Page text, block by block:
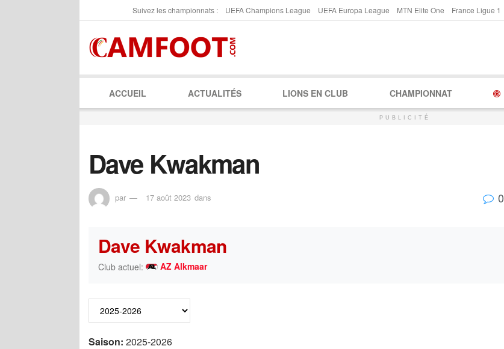
Suivez les championnats : UEFA Champions League UEFA Europa League MTN Elite One France Ligue 1
ACCUEIL ACTUALITÉS LIONS EN CLUB CHAMPIONNAT
PUBLICITÉ
Dave Kwakman
par 17 août 2023 dans 0
Dave Kwakman
Club actuel: AZ Alkmaar
Saison: 2025-2026